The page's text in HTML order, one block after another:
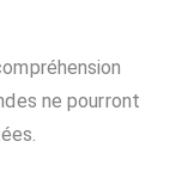
ne pourront